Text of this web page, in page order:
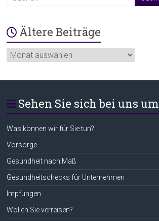
Ältere Beiträge
Ältere
Beiträge
Sehen Sie sich bei uns um
Was können wir für Sie tun?
Vorsorge
Gesundheit nach Maß
Gesundheitschecks für Unternehmen
Impfungen
Wollen Sie verreisen?